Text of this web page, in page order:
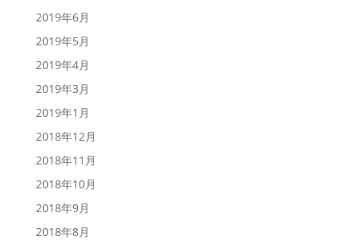
2019年6月
2019年5月
2019年4月
2019年3月
2019年1月
2018年12月
2018年11月
2018年10月
2018年9月
2018年8月